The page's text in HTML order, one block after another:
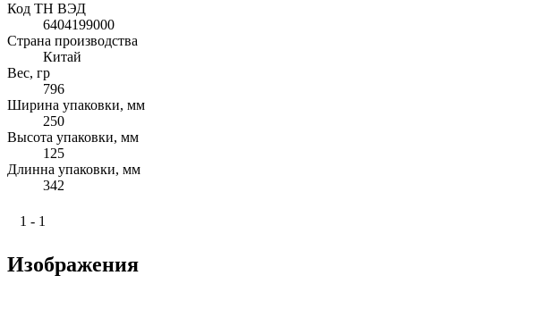
Код ТН ВЭД
6404199000
Страна производства
Китай
Вес, гр
796
Ширина упаковки, мм
250
Высота упаковки, мм
125
Длинна упаковки, мм
342
1 - 1
Изображения